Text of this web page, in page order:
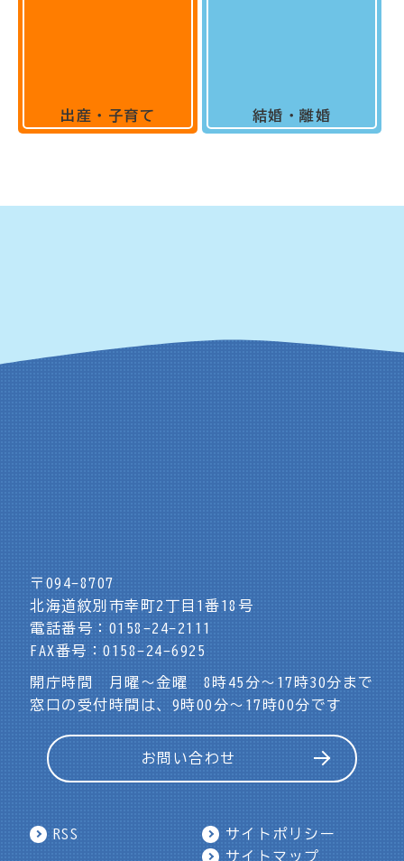
出産・子育て 結婚・離婚
〒094-8707
北海道紋別市幸町2丁目1番18号
電話番号：0158-24-2111
FAX番号：0158-24-6925
開庁時間 月曜～金曜 8時45分～17時30分まで
窓口の受付時間は、9時00分～17時00分です
お問い合わせ
RSS
サイトポリシー
サイトマップ